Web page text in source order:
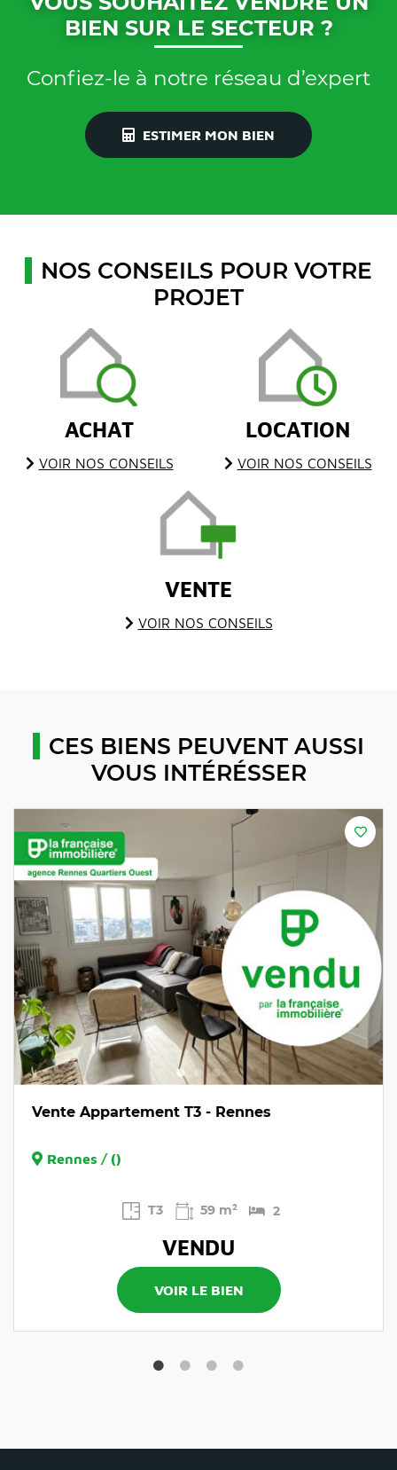
BIEN SUR LE SECTEUR ?
Confiez-le à notre réseau d’expert
ESTIMER MON BIEN
NOS CONSEILS POUR VOTRE
PROJET
ACHAT
VOIR NOS CONSEILS
LOCATION
VOIR NOS CONSEILS
VENTE
VOIR NOS CONSEILS
CES BIENS PEUVENT AUSSI
VOUS INTÉRÉSSER
Vente Appartement T3 - Rennes
Rennes / ()
T3 59 m² 2
VENDU
VOIR LE BIEN